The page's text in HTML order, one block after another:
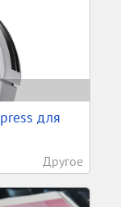
для
Другое